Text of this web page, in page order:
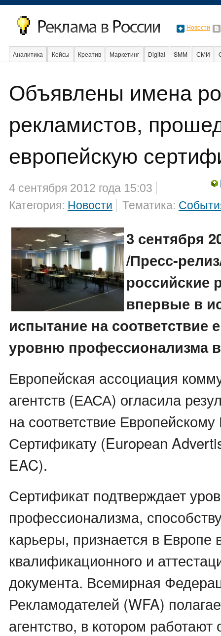
Новости
Аналитика Кейсы Креатив Маркетинг Digital SMM СМИ
Объявлены имена
рекламистов,
европейскую
4 сентября 2012 года 15:03
Категория: Новости Тематика:
3 сентября
/Пресс-
российские
впервые в
испытание на соответствие
уровню профессионализма
Европейская ассоциация
агентств (ЕАСА) огласила
на соответствие
Сертификату (European
EAC).
Сертификат подтверждает
профессионализма,
карьеры, признается в Европе
квалификационного и
документа. Всемирная
Рекламодателей (WFA)
агентство, в котором работают